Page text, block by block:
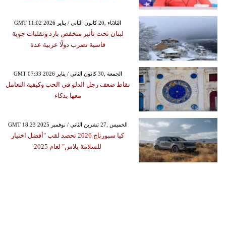
GMT 11:02 2026 الثلاثاء ,20 كانون الثاني / يناير
لبنان تحت تأثير منخفض بارد وتقلبات جوية
قاسية تضرب دولًا عربية عدة
GMT 07:33 2026 الجمعة ,30 كانون الثاني / يناير
نقاط ضعف رجل الدلو في الحب وكيفية التعامل
معها بذكاء
GMT 18:23 2025 الخميس ,27 تشرين الثاني / نوفمبر
كيا سبورتاج 2026 تحصد لقب "أفضل اختيار
للسلامة بلاس" لعام 2025